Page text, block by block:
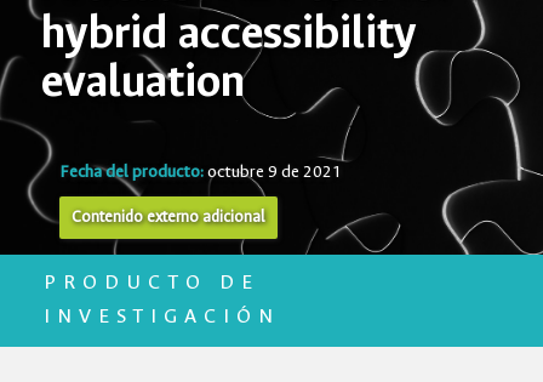
hybrid accessibility
evaluation
Fecha del producto:octubre 9 de 2021
Contenido externo adicional
PRODUCTO DE
INVESTIGACIÓN